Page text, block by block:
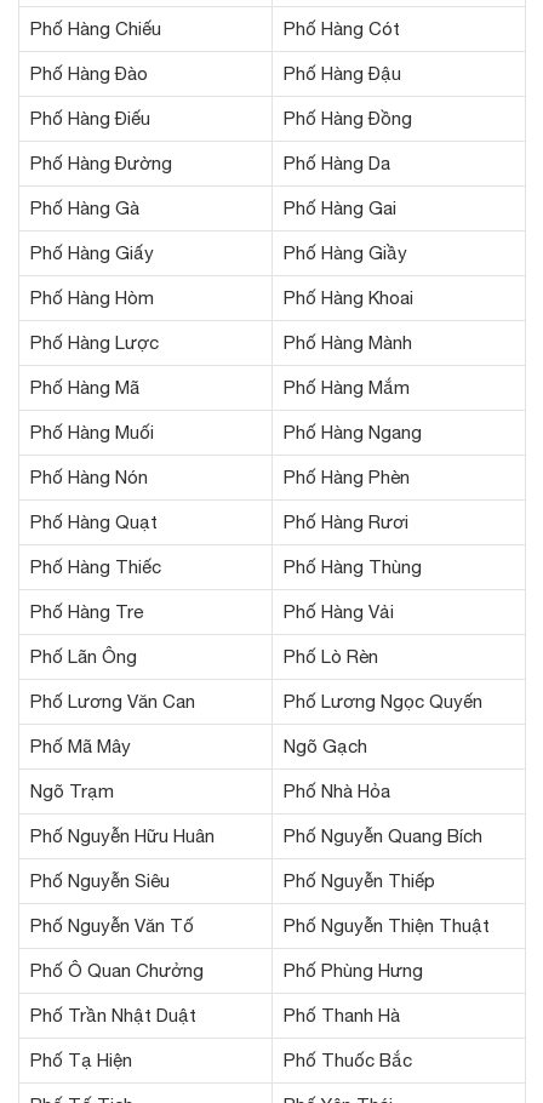
Phố Hàng Chiếu Phố Hàng Cót
Phố Hàng Đào Phố Hàng Đậu
Phố Hàng Điếu Phố Hàng Đồng
Phố Hàng Đường Phố Hàng Da
Phố Hàng Gà Phố Hàng Gai
Phố Hàng Giấy Phố Hàng Giầy
Phố Hàng Hòm Phố Hàng Khoai
Phố Hàng Lược Phố Hàng Mành
Phố Hàng Mã Phố Hàng Mắm
Phố Hàng Muối Phố Hàng Ngang
Phố Hàng Nón Phố Hàng Phèn
Phố Hàng Quạt Phố Hàng Rươi
Phố Hàng Thiếc Phố Hàng Thùng
Phố Hàng Tre Phố Hàng Vải
Phố Lãn Ông Phố Lò Rèn
Phố Lương Văn Can Phố Lương Ngọc Quyến
Phố Mã Mây Ngõ Gạch
Ngõ Trạm Phố Nhà Hỏa
Phố Nguyễn Hữu Huân Phố Nguyễn Quang Bích
Phố Nguyễn Siêu Phố Nguyễn Thiếp
Phố Nguyễn Văn Tố Phố Nguyễn Thiện Thuật
Phố Ô Quan Chưởng Phố Phùng Hưng
Phố Trần Nhật Duật Phố Thanh Hà
Phố Tạ Hiện Phố Thuốc Bắc